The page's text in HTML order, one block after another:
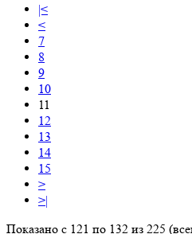
|<
<
7
8
9
10
11
12
13
14
15
>
>|
Показано с 121 по 132 из 225